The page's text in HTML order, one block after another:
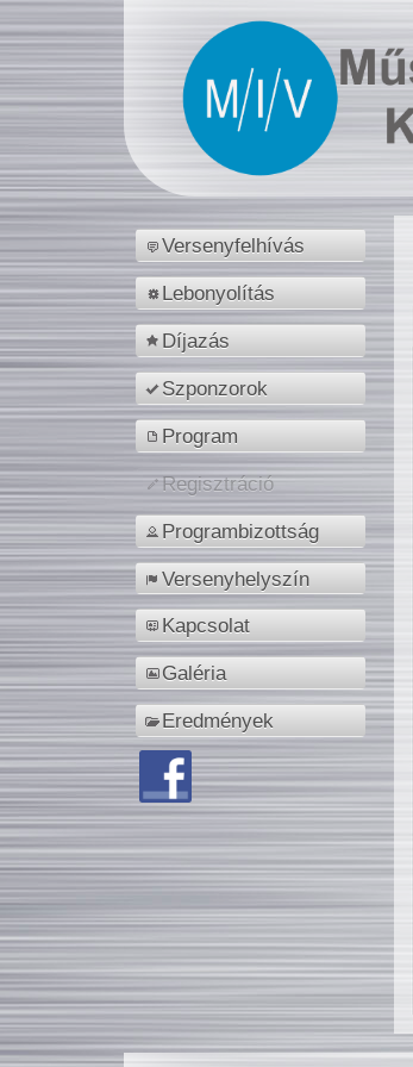
Versenyfelhívás
Lebonyolítás
Díjazás
Szponzorok
Program
Regisztráció
Programbizottság
Versenyhelyszín
Kapcsolat
Galéria
Eredmények